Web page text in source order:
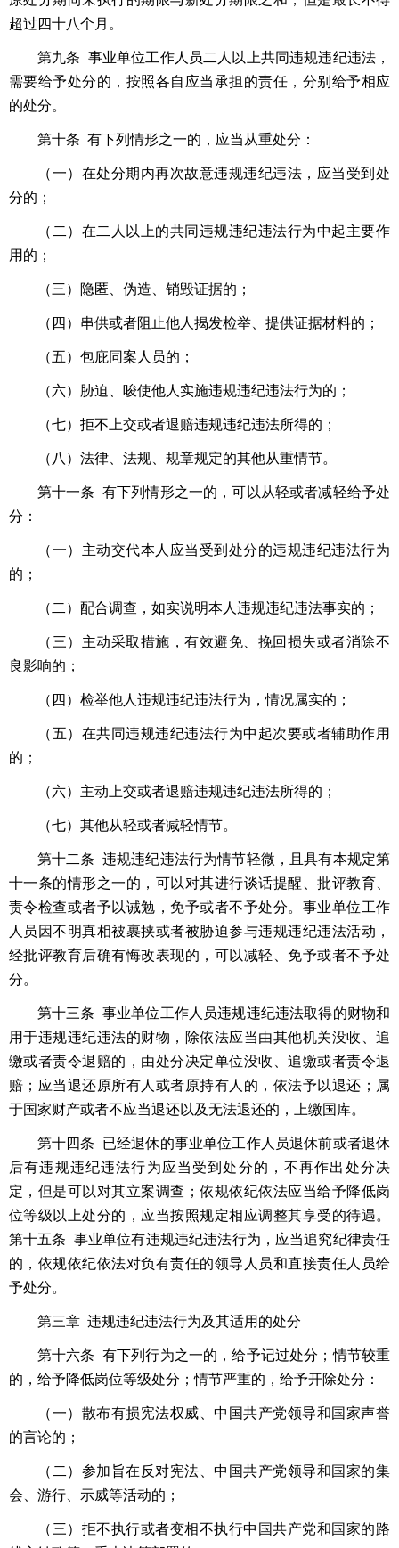
超过四十八个月。
第九条 事业单位工作人员二人以上共同违规违纪违法，
需要给予处分的，按照各自应当承担的责任，分别给予相应
的处分。
第十条 有下列情形之一的，应当从重处分：
（一）在处分期内再次故意违规违纪违法，应当受到处
分的；
（二）在二人以上的共同违规违纪违法行为中起主要作
用的；
（三）隐匿、伪造、销毁证据的；
（四）串供或者阻止他人揭发检举、提供证据材料的；
（五）包庇同案人员的；
（六）胁迫、唆使他人实施违规违纪违法行为的；
（七）拒不上交或者退赔违规违纪违法所得的；
（八）法律、法规、规章规定的其他从重情节。
第十一条 有下列情形之一的，可以从轻或者减轻给予处
分：
（一）主动交代本人应当受到处分的违规违纪违法行为
的；
（二）配合调查，如实说明本人违规违纪违法事实的；
（三）主动采取措施，有效避免、挽回损失或者消除不
良影响的；
（四）检举他人违规违纪违法行为，情况属实的；
（五）在共同违规违纪违法行为中起次要或者辅助作用
的；
（六）主动上交或者退赔违规违纪违法所得的；
（七）其他从轻或者减轻情节。
第十二条 违规违纪违法行为情节轻微，且具有本规定第
十一条的情形之一的，可以对其进行谈话提醒、批评教育、
责令检查或者予以诫勉，免予或者不予处分。事业单位工作
人员因不明真相被裹挟或者被胁迫参与违规违纪违法活动，
经批评教育后确有悔改表现的，可以减轻、免予或者不予处
分。
第十三条 事业单位工作人员违规违纪违法取得的财物和
用于违规违纪违法的财物，除依法应当由其他机关没收、追
缴或者责令退赔的，由处分决定单位没收、追缴或者责令退
赔；应当退还原所有人或者原持有人的，依法予以退还；属
于国家财产或者不应当退还以及无法退还的，上缴国库。
第十四条 已经退休的事业单位工作人员退休前或者退休
后有违规违纪违法行为应当受到处分的，不再作出处分决
定，但是可以对其立案调查；依规依纪依法应当给予降低岗
位等级以上处分的，应当按照规定相应调整其享受的待遇。
第十五条 事业单位有违规违纪违法行为，应当追究纪律责任
的，依规依纪依法对负有责任的领导人员和直接责任人员给
予处分。
第三章 违规违纪违法行为及其适用的处分
第十六条 有下列行为之一的，给予记过处分；情节较重
的，给予降低岗位等级处分；情节严重的，给予开除处分：
（一）散布有损宪法权威、中国共产党领导和国家声誉
的言论的；
（二）参加旨在反对宪法、中国共产党领导和国家的集
会、游行、示威等活动的；
（三）拒不执行或者变相不执行中国共产党和国家的路